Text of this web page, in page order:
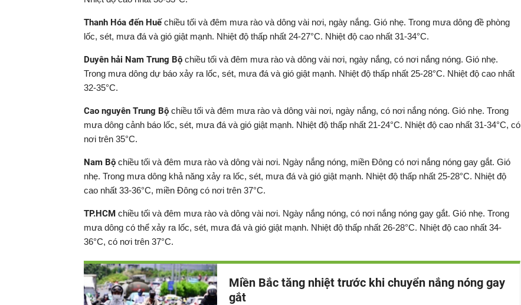
Thanh Hóa đến Huếchiều tối và đêm mưa rào và dông vài nơi, ngày nắng. Gió nhẹ. Trong mưa dông đề phòng
lốc, sét, mưa đá và gió giật mạnh. Nhiệt độ thấp nhất 24-27°C. Nhiệt độ cao nhất 31-34°C.
Duyên hải Nam Trung Bộ chiều tối và đêm mưa rào và dông vài nơi, ngày nắng, có nơi nắng nóng. Gió nhẹ.
Trong mưa dông dự báo xảy ra lốc, sét, mưa đá và gió giật mạnh. Nhiệt độ thấp nhất 25-28°C. Nhiệt độ cao nhất
32-35°C.
Cao nguyên Trung Bộ chiều tối và đêm mưa rào và dông vài nơi, ngày nắng, có nơi nắng nóng. Gió nhẹ. Trong
mưa dông cảnh báo lốc, sét, mưa đá và gió giật mạnh. Nhiệt độ thấp nhất 21-24°C. Nhiệt độ cao nhất 31-34°C, có
nơi trên 35°C.
Nam Bộ chiều tối và đêm mưa rào và dông vài nơi. Ngày nắng nóng, miền Đông có nơi nắng nóng gay gắt. Gió
nhẹ. Trong mưa dông khả năng xảy ra lốc, sét, mưa đá và gió giật mạnh. Nhiệt độ thấp nhất 25-28°C. Nhiệt độ
cao nhất 33-36°C, miền Đông có nơi trên 37°C.
TP.HCM chiều tối và đêm mưa rào và dông vài nơi. Ngày nắng nóng, có nơi nắng nóng gay gắt. Gió nhẹ. Trong
mưa dông có thể xảy ra lốc, sét, mưa đá và gió giật mạnh. Nhiệt độ thấp nhất 26-28°C. Nhiệt độ cao nhất 34-
36°C, có nơi trên 37°C.
Miền Bắc tăng nhiệt trước khi chuyển nắng nóng gay
gắt